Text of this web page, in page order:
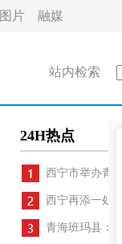
图片 融媒
站内检索
24H热点
西宁市举办青
西宁再添一处
青海班玛县：“